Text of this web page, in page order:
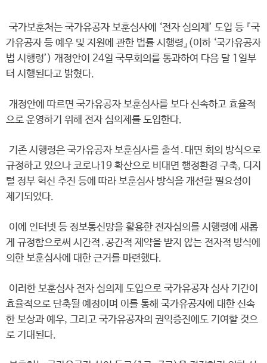
국가보훈처는 국가유공자 보훈심사에 ‘전자 심의제’ 도입 등 『국
가유공자 등 예우 및 지원에 관한 법률 시행령』(이하 ‘국가유공자
법 시행령’) 개정안이 24일 국무회의를 통과하여 다음 달 1일부
터 시행된다고 밝혔다.
개정안에 따르면 국가유공자 보훈심사를 보다 신속하고 효율적
으로 운영하기 위해 전자 심의제를 도입한다.
기존 시행령은 국가유공자 보훈심사를 출석․대면 회의 방식으로
규정하고 있으나 코로나19 확산으로 비대면 행정환경 구축, 디지
털 정부 혁신 추진 등에 따라 보훈심사 방식을 개선할 필요성이
제기되었다.
이에 인터넷 등 정보통신망을 활용한 전자심의를 시행령에 새롭
게 규정함으로써 시간적․공간적 제약을 받지 않는 전자적 방식에
의한 보훈심사에 대한 근거를 마련했다.
이러한 보훈심사 전자 심의제 도입으로 국가유공자 심사 기간이
효율적으로 단축될 예정이며 이를 통해 국가유공자에 대한 신속
한 보상과 예우, 그리고 국가유공자의 권익증진에도 기여할 것으
로 기대된다.